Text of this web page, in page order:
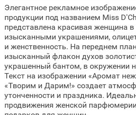
Элегантное рекламное
продукции под названием Miss
представлена красивая женщина в
изысканными украшениями,
и женственность. На переднем
изысканный флакон духов
украшенный бантом, в окружении
Текст на изображении «Аромат
«Творим и Дарим!» создает
утонченности и праздника.
продвижения женской